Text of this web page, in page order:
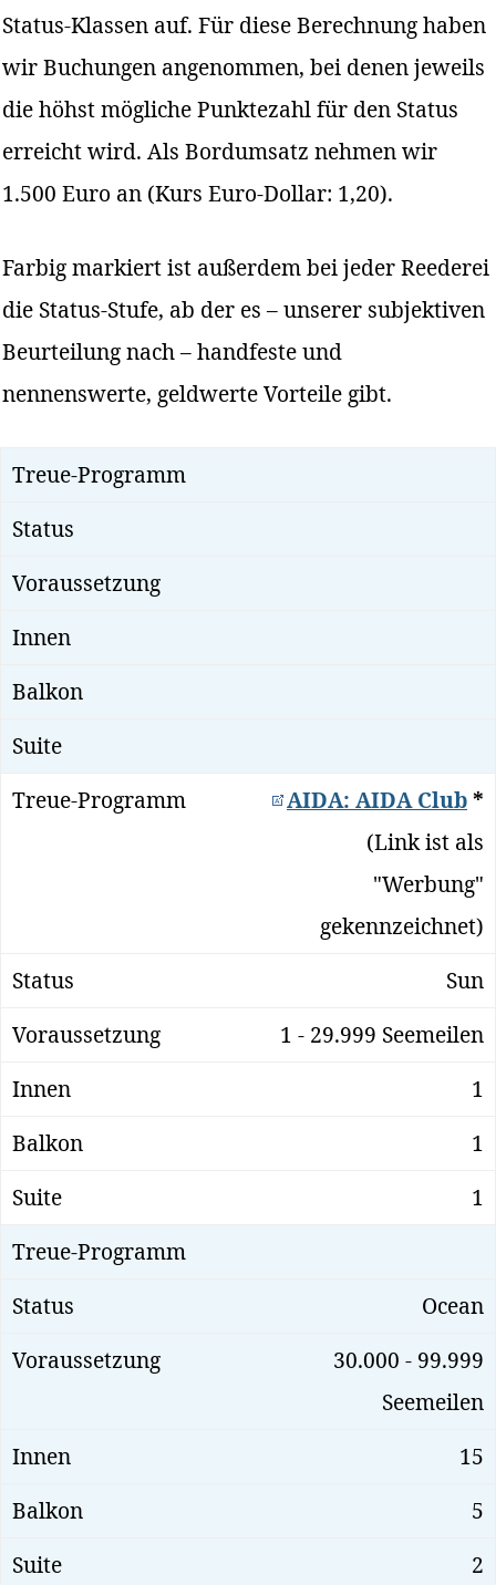
Status-Klassen auf. Für diese Berechnung haben
wir Buchungen angenommen, bei denen jeweils
die höhst mögliche Punktezahl für den Status
erreicht wird. Als Bordumsatz nehmen wir
1.500 Euro an (Kurs Euro-Dollar: 1,20).
Farbig markiert ist außerdem bei jeder Reederei
die Status-Stufe, ab der es – unserer subjektiven
Beurteilung nach – handfeste und
nennenswerte, geldwerte Vorteile gibt.
AIDA: AIDA Club *
(Link ist als
"Werbung"
gekennzeichnet)
Sun
1 - 29.999 Seemeilen
1
1
1
Ocean
30.000 - 99.999
Seemeilen
15
5
2